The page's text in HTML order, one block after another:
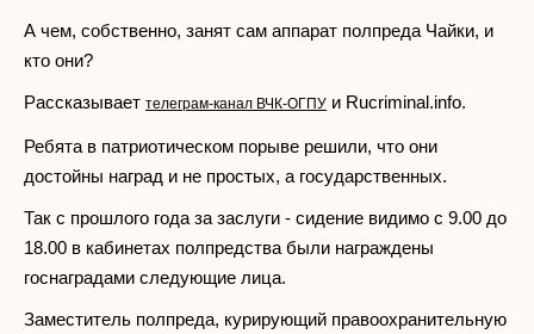
А чем, собственно, занят сам аппарат полпреда Чайки, и
кто они?
Рассказывает телеграм-канал ВЧК-ОГПУ и Rucriminal.info.
Ребята в патриотическом порыве решили, что они
достойны наград и не простых, а государственных.
Так с прошлого года за заслуги - сидение видимо с 9.00 до
18.00 в кабинетах полпредства были награждены
госнаградами следующие лица.
Заместитель полпреда, курирующий правоохранительную